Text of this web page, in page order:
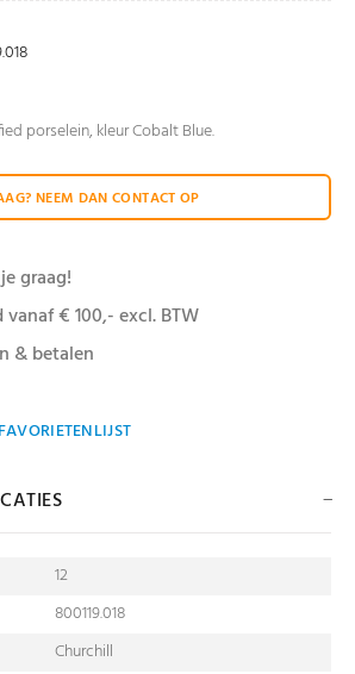
porselein, kleur Cobalt Blue.
NEEM DAN CONTACT OP
graag!
€ 100,- excl. BTW
& betalen
12
800119.018
Churchill